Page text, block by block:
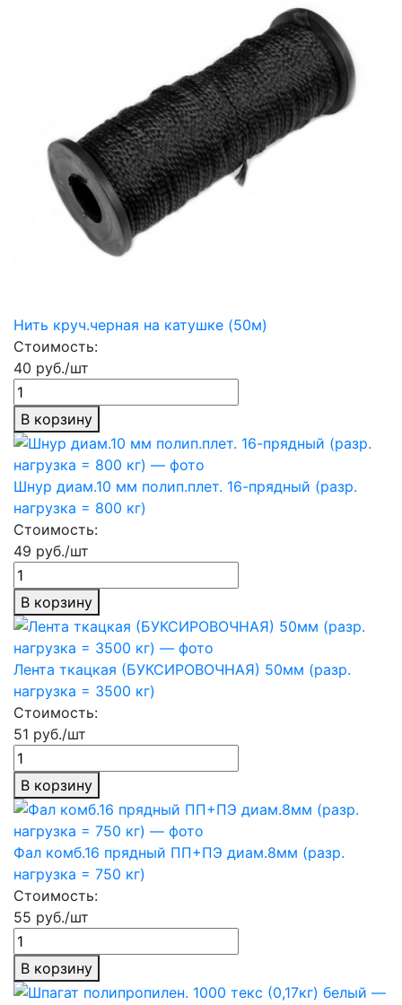
Нить круч.черная на катушке (50м)
Стоимость:
40 руб./шт
В корзину
Шнур диам.10 мм полип.плет. 16-прядный (разр.
нагрузка = 800 кг)
Стоимость:
49 руб./шт
В корзину
Лента ткацкая (БУКСИРОВОЧНАЯ) 50мм (разр.
нагрузка = 3500 кг)
Стоимость:
51 руб./шт
В корзину
Фал комб.16 прядный ПП+ПЭ диам.8мм (разр.
нагрузка = 750 кг)
Стоимость:
55 руб./шт
В корзину